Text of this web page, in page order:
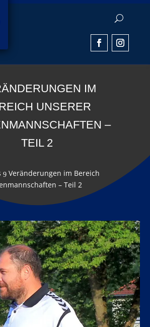
IM
UNSERER
–
TEIL 2
9 Veränderungen im Bereich
– Teil 2